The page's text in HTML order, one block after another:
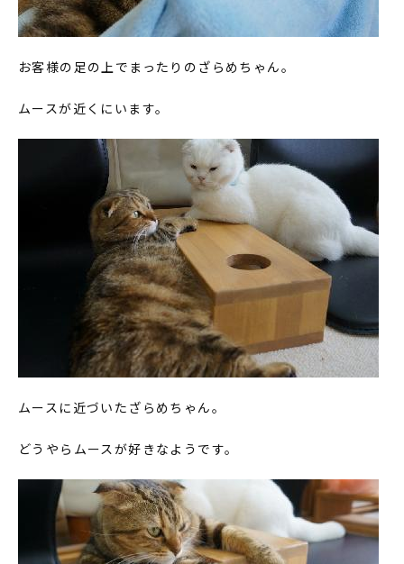
お客様の足の上でまったりのざらめちゃん。
ムースが近くにいます。
ムースに近づいたざらめちゃん。
どうやらムースが好きなようです。